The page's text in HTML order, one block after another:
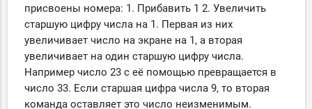
присвоены номера: 1. Прибавить 1 2. Увеличить
старшую цифру числа на 1. Первая из них
увеличивает число на экране на 1, а вторая
увеличивает на один старшую цифру числа.
Например число 23 с её помощью превращается в
число 33. Если старшая цифра числа 9, то вторая
команда оставляет это число неизменимым.